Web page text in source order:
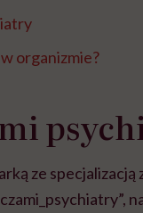
organizmie?
ze